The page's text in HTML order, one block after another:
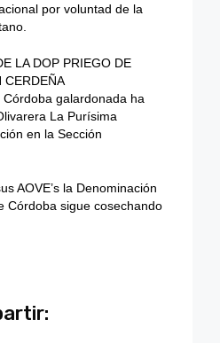
por voluntad de la
galardonada ha
La Purísima
en la Sección
AOVE’s la Denominación
Córdoba sigue cosechando